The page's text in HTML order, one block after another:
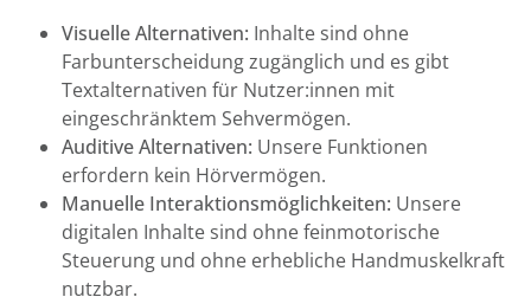
Visuelle Alternativen: Inhalte sind ohne
Farbunterscheidung zugänglich und es gibt
Textalternativen für Nutzer:innen mit
eingeschränktem Sehvermögen.
Auditive Alternativen: Unsere Funktionen
erfordern kein Hörvermögen.
Manuelle Interaktionsmöglichkeiten: Unsere
digitalen Inhalte sind ohne feinmotorische
Steuerung und ohne erhebliche Handmuskelkraft
nutzbar.